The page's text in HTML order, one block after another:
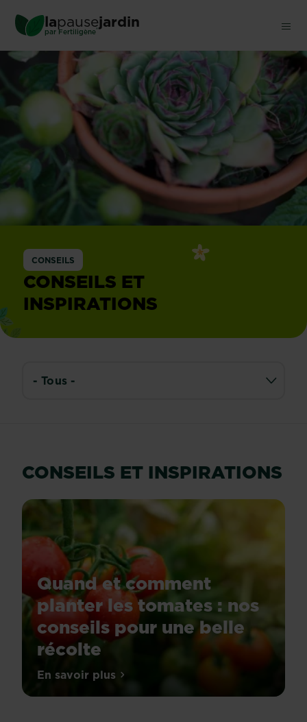
main
content
lapausejardin
par Fertiligène®
CONSEILS
CONSEILS ET
INSPIRATIONS
CONSEILS ET INSPIRATIONS
Quand et comment
planter les tomates : nos
conseils pour une belle
récolte
Star
de
l’été,
En savoir plussur Quand et comment planter les